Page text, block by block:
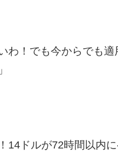
わ！でも今からでも
14ドルが72時間以内